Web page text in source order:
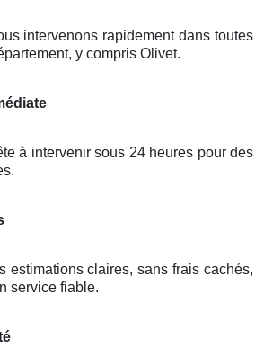
intervenons rapidement dans toutes
y compris Olivet.
à intervenir sous 24 heures pour des
estimations claires, sans frais cachés,
service fiable.